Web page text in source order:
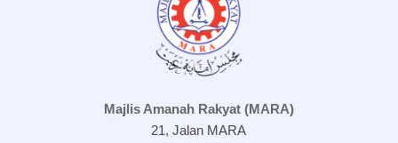
Majlis Amanah Rakyat (MARA)
21, Jalan MARA